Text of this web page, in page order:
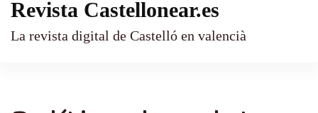
Revista Castellonear.es
La revista digital de Castelló en valencià